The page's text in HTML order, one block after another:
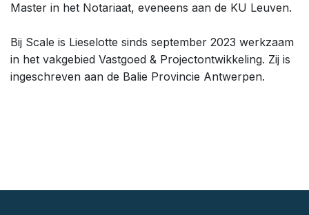
Master in het Notariaat, eveneens aan de KU Leuven.
Bij Scale is Lieselotte sinds september 2023 werkzaam
in het vakgebied Vastgoed & Projectontwikkeling. Zij is
ingeschreven aan de Balie Provincie Antwerpen.